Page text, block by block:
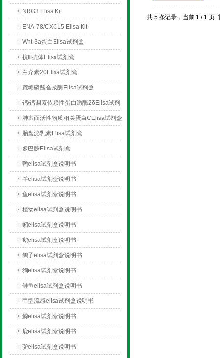
NRG3 Elisa Kit
ENA-78/CXCL5 Elisa Kit
Wnt-3a蛋白Elisa试剂盒
抗Ⅲ抗体Elisa试剂盒
白介素20Elisa试剂盒
蔗糖磷酸合成酶Elisa试剂盒
钙/钙调素依赖性蛋白激酶2δElisa试剂
盒
肺表面活性物质相关蛋白CElisa试剂盒
胎盘泌乳素Elisa试剂盒
多巴胺Elisa试剂盒
鸭elisa试剂盒说明书
羊elisa试剂盒说明书
鱼elisa试剂盒说明书
植物elisa试剂盒说明书
貂elisa试剂盒说明书
鹅elisa试剂盒说明书
鸽子elisa试剂盒说明书
狗elisa试剂盒说明书
鲑鱼elisa试剂盒说明书
甲型流感elisa试剂盒说明书
鲸elisa试剂盒说明书
鹿elisa试剂盒说明书
驴elisa试剂盒说明书
共 5 条记录，当前 1 / 1